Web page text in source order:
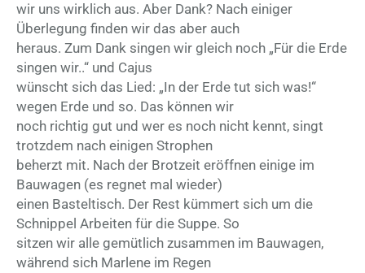
wir uns wirklich aus. Aber Dank? Nach einiger
Überlegung finden wir das aber auch
heraus. Zum Dank singen wir gleich noch „Für die Erde
singen wir..“ und Cajus
wünscht sich das Lied: „In der Erde tut sich was!“
wegen Erde und so. Das können wir
noch richtig gut und wer es noch nicht kennt, singt
trotzdem nach einigen Strophen
beherzt mit. Nach der Brotzeit eröffnen einige im
Bauwagen (es regnet mal wieder)
einen Basteltisch. Der Rest kümmert sich um die
Schnippel Arbeiten für die Suppe. So
sitzen wir alle gemütlich zusammen im Bauwagen,
während sich Marlene im Regen